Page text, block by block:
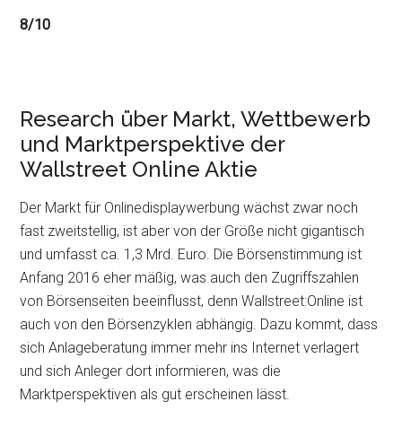
8/10
Research über Markt, Wettbewerb
und Marktperspektive der
Wallstreet Online Aktie
Der Markt für Onlinedisplaywerbung wächst zwar noch
fast zweitstellig, ist aber von der Größe nicht gigantisch
und umfasst ca. 1,3 Mrd. Euro. Die Börsenstimmung ist
Anfang 2016 eher mäßig, was auch den Zugriffszahlen
von Börsenseiten beeinflusst, denn Wallstreet:Online ist
auch von den Börsenzyklen abhängig. Dazu kommt, dass
sich Anlageberatung immer mehr ins Internet verlagert
und sich Anleger dort informieren, was die
Marktperspektiven als gut erscheinen lässt.